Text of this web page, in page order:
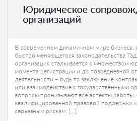
Юридическое
организаций
В современном динамичном мире бизнеса,
быстро меняющегося законодательства
организация сталкивается с множеством
момента регистрации и до повседневной
деятельности – будь то заключение
или взаимодействие с государственными
вопросы пронизывают все аспекты работы.
квалифицированной правовой поддержки
серьезным рискам: […]